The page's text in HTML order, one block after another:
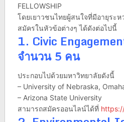
FELLOWSHIP
โดยเยาวชนไทยผู้สนใจที่มีอายุระห
สมัครในหัวข้อต่างๆ ได้ดังต่อไปนี้
1. Civic
จำนวน 5 คน
ประกอบไปด้วยมหาวิทยาลัยดังนี้
– University of Nebraska,
– Arizona State University
สามารถสมัครออนไลน์ได้ที่